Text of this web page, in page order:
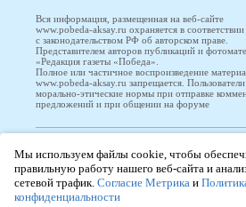
Вся информация, размещенная на веб-сайте
www.pobeda-aksay.ru охраняется в соответствии
с законодательством РФ об авторском праве.
Представителем авторов публикаций и
«Редакция газеты «Победа».
Полное или частичное воспроизведение
www.pobeda-aksay.ru запрещается.
морально-этические нормы при отправке
предложений и при общении на форуме
ПОБЕДА © 2010-2026
Мы используем файлы cookie, чтобы
правильную работу нашего веб-сайта и
сетевой трафик. Согласие Метрика и
конфиденциальности